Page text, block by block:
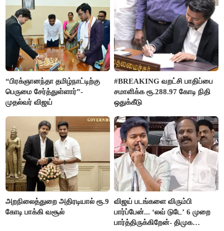
“பிரக்ஞானந்தா தமிழ்நாட்டிற்கு
பெருமை சேர்த்துள்ளார்”-
முதல்வர் விஜய்
#BREAKING வறட்சி பாதிப்பை
சமாளிக்க ரூ.288.97 கோடி நிதி
ஒதுக்கீடு
அறநிலைத்துறை அதிரடியால் ரூ.9
கோடி பாக்கி வசூல்
விஜய் படங்களை விரும்பி
பார்ப்பேன்... ‘லவ் டுடே’ 6 முறை
பார்த்திருக்கிறேன்- திமுக